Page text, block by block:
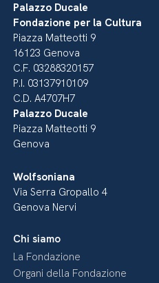
Palazzo Ducale
Fondazione per la Cultura
Piazza Matteotti 9
16123 Genova
C.F. 03288320157
P.I. 03137910109
C.D. A4707H7
Palazzo Ducale
Piazza Matteotti 9
Genova
Wolfsoniana
Via Serra Gropallo 4
Genova Nervi
Chi siamo
La Fondazione
Organi della Fondazione